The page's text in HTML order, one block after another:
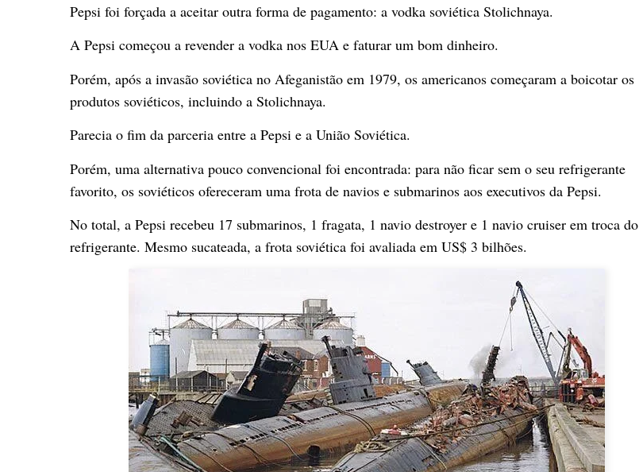
Pepsi foi forçada a aceitar outra forma de pagamento: a vodka soviética Stolichnaya.
A Pepsi começou a revender a vodka nos EUA e faturar um bom dinheiro.
Porém, após a invasão soviética no Afeganistão em 1979, os americanos começaram a boicotar os
produtos soviéticos, incluindo a Stolichnaya.
Parecia o fim da parceria entre a Pepsi e a União Soviética.
Porém, uma alternativa pouco convencional foi encontrada: para não ficar sem o seu refrigerante
favorito, os soviéticos ofereceram uma frota de navios e submarinos aos executivos da Pepsi.
No total, a Pepsi recebeu 17 submarinos, 1 fragata, 1 navio destroyer e 1 navio cruiser em troca do
refrigerante. Mesmo sucateada, a frota soviética foi avaliada em US$ 3 bilhões.